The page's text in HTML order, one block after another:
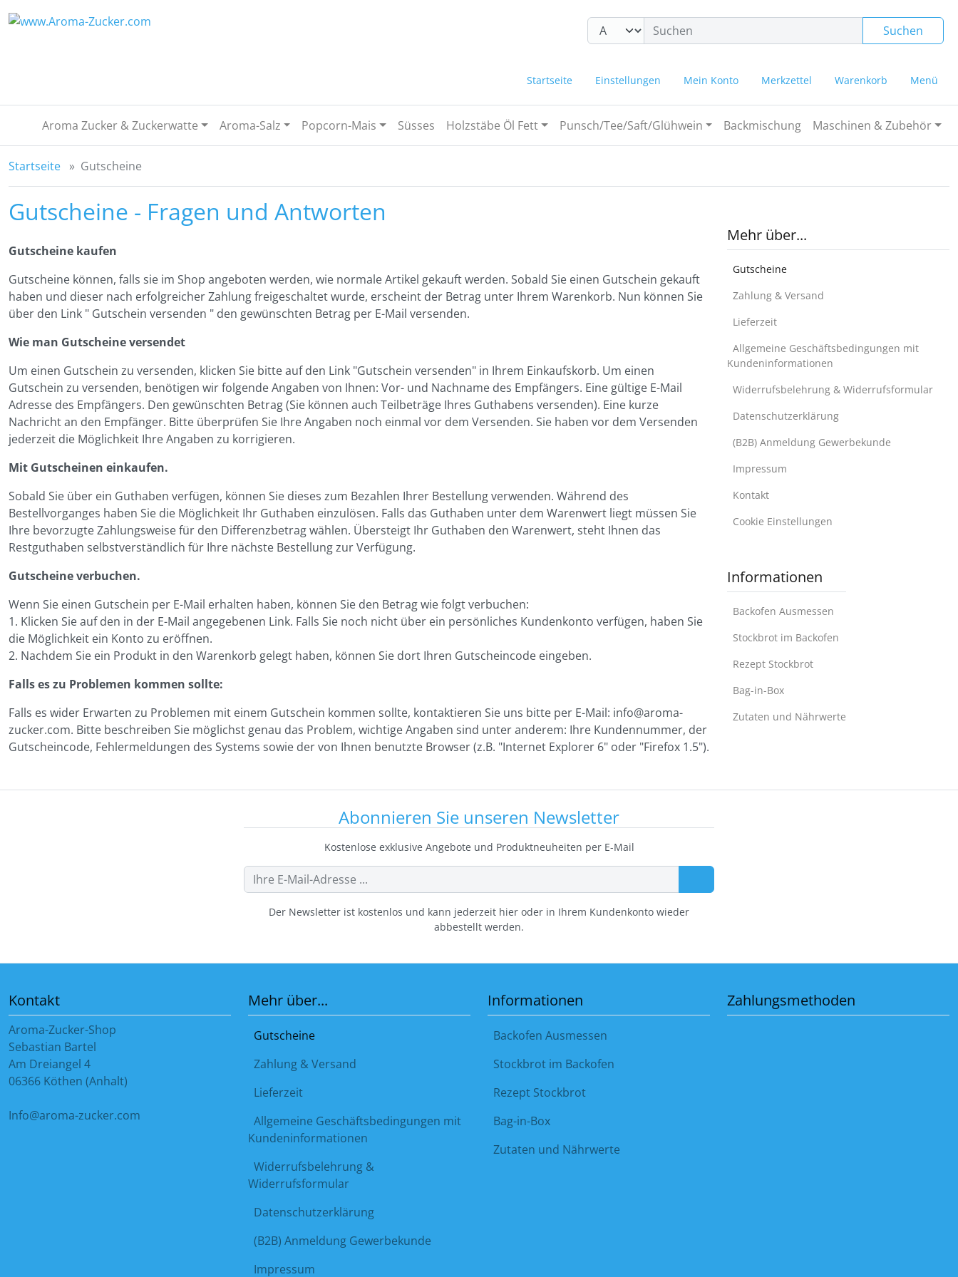
Sprungnavigation
Springe zum Inhalt Springe zum Button für Einstellungen
Springe zu den allgemeinen Informationen
Suchen
Startseite Einstellungen Mein Konto Merkzettel Warenkorb Menü
Aroma Zucker & Zuckerwatte Aroma-Salz Popcorn-Mais Süsses Holzstäbe Öl Fett Punsch/Tee/Saft/Glühwein Backmischung Maschinen & Zubehör
Startseite Gutscheine
Gutscheine - Fragen und Antworten
Gutscheine kaufen
Gutscheine können, falls sie im Shop angeboten werden, wie normale Artikel gekauft werden. Sobald Sie einen Gutschein gekauft
haben und dieser nach erfolgreicher Zahlung freigeschaltet wurde, erscheint der Betrag unter Ihrem Warenkorb. Nun können Sie
über den Link " Gutschein versenden " den gewünschten Betrag per E-Mail versenden.
Wie man Gutscheine versendet
Um einen Gutschein zu versenden, klicken Sie bitte auf den Link "Gutschein versenden" in Ihrem Einkaufskorb. Um einen
Gutschein zu versenden, benötigen wir folgende Angaben von Ihnen: Vor- und Nachname des Empfängers. Eine gültige E-Mail
Adresse des Empfängers. Den gewünschten Betrag (Sie können auch Teilbeträge Ihres Guthabens versenden). Eine kurze
Nachricht an den Empfänger. Bitte überprüfen Sie Ihre Angaben noch einmal vor dem Versenden. Sie haben vor dem Versenden
jederzeit die Möglichkeit Ihre Angaben zu korrigieren.
Mit Gutscheinen einkaufen.
Sobald Sie über ein Guthaben verfügen, können Sie dieses zum Bezahlen Ihrer Bestellung verwenden. Während des
Bestellvorganges haben Sie die Möglichkeit Ihr Guthaben einzulösen. Falls das Guthaben unter dem Warenwert liegt müssen Sie
Ihre bevorzugte Zahlungsweise für den Differenzbetrag wählen. Übersteigt Ihr Guthaben den Warenwert, steht Ihnen das
Restguthaben selbstverständlich für Ihre nächste Bestellung zur Verfügung.
Gutscheine verbuchen.
Wenn Sie einen Gutschein per E-Mail erhalten haben, können Sie den Betrag wie folgt verbuchen:
1. Klicken Sie auf den in der E-Mail angegebenen Link. Falls Sie noch nicht über ein persönliches Kundenkonto verfügen, haben Sie
die Möglichkeit ein Konto zu eröffnen.
2. Nachdem Sie ein Produkt in den Warenkorb gelegt haben, können Sie dort Ihren Gutscheincode eingeben.
Falls es zu Problemen kommen sollte:
Falls es wider Erwarten zu Problemen mit einem Gutschein kommen sollte, kontaktieren Sie uns bitte per E-Mail: info@aroma-
zucker.com. Bitte beschreiben Sie möglichst genau das Problem, wichtige Angaben sind unter anderem: Ihre Kundennummer, der
Gutscheincode, Fehlermeldungen des Systems sowie der von Ihnen benutzte Browser (z.B. "Internet Explorer 6" oder "Firefox 1.5").
Mehr über...
Gutscheine
Zahlung & Versand
Lieferzeit
Allgemeine Geschäftsbedingungen mit
Kundeninformationen
Widerrufsbelehrung & Widerrufsformular
Datenschutzerklärung
(B2B) Anmeldung Gewerbekunde
Impressum
Kontakt
Cookie Einstellungen
Informationen
Backofen Ausmessen
Stockbrot im Backofen
Rezept Stockbrot
Bag-in-Box
Zutaten und Nährwerte
Abonnieren Sie unseren Newsletter
Kostenlose exklusive Angebote und Produktneuheiten per E-Mail
Der Newsletter ist kostenlos und kann jederzeit hier oder in Ihrem Kundenkonto wieder
abbestellt werden.
Kontakt
Aroma-Zucker-Shop
Sebastian Bartel
Am Dreiangel 4
06366 Köthen (Anhalt)
Info@aroma-zucker.com
Mehr über...
Gutscheine
Zahlung & Versand
Lieferzeit
Allgemeine Geschäftsbedingungen mit
Kundeninformationen
Widerrufsbelehrung &
Widerrufsformular
Datenschutzerklärung
(B2B) Anmeldung Gewerbekunde
Impressum
Informationen
Backofen Ausmessen
Stockbrot im Backofen
Rezept Stockbrot
Bag-in-Box
Zutaten und Nährwerte
Zahlungsmethoden